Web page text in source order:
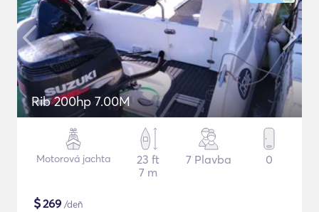
Rib 200hp 7.00M
Motorová jachta
23 ft
7 m
7 Plavba 0
$269 /deň